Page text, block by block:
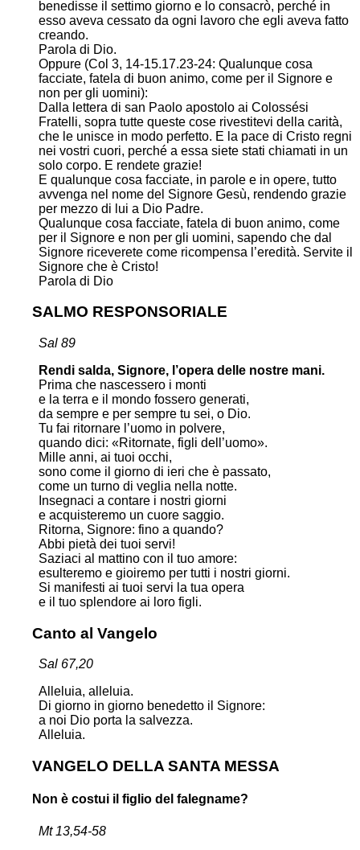
benedisse il settimo giorno e lo consacrò, perché in
esso aveva cessato da ogni lavoro che egli aveva fatto
creando.
Parola di Dio.
Oppure (Col 3, 14-15.17.23-24: Qualunque cosa
facciate, fatela di buon animo, come per il Signore e
non per gli uomini):
Dalla lettera di san Paolo apostolo ai Colossési
Fratelli, sopra tutte queste cose rivestitevi della carità,
che le unisce in modo perfetto. E la pace di Cristo regni
nei vostri cuori, perché a essa siete stati chiamati in un
solo corpo. E rendete grazie!
E qualunque cosa facciate, in parole e in opere, tutto
avvenga nel nome del Signore Gesù, rendendo grazie
per mezzo di lui a Dio Padre.
Qualunque cosa facciate, fatela di buon animo, come
per il Signore e non per gli uomini, sapendo che dal
Signore riceverete come ricompensa l’eredità. Servite il
Signore che è Cristo!
Parola di Dio
SALMO RESPONSORIALE
Sal 89
Rendi salda, Signore, l’opera delle nostre mani.
Prima che nascessero i monti
e la terra e il mondo fossero generati,
da sempre e per sempre tu sei, o Dio.
Tu fai ritornare l’uomo in polvere,
quando dici: «Ritornate, figli dell’uomo».
Mille anni, ai tuoi occhi,
sono come il giorno di ieri che è passato,
come un turno di veglia nella notte.
Insegnaci a contare i nostri giorni
e acquisteremo un cuore saggio.
Ritorna, Signore: fino a quando?
Abbi pietà dei tuoi servi!
Saziaci al mattino con il tuo amore:
esulteremo e gioiremo per tutti i nostri giorni.
Si manifesti ai tuoi servi la tua opera
e il tuo splendore ai loro figli.
Canto al Vangelo
Sal 67,20
Alleluia, alleluia.
Di giorno in giorno benedetto il Signore:
a noi Dio porta la salvezza.
Alleluia.
VANGELO DELLA SANTA MESSA
Non è costui il figlio del falegname?
Mt 13,54-58